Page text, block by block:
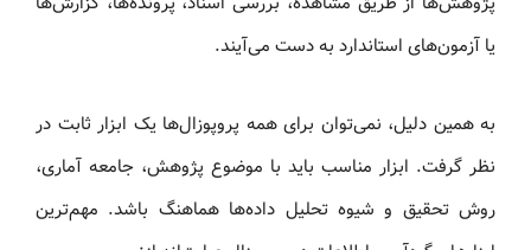
یا آزمون‌های استاندارد به دست می‌آیند.
به همین دلیل، نمی‌توان برای همه پروپوزال‌ها یک ابزار ثابت در
نظر گرفت. ابزار مناسب باید با موضوع پژوهش، جامعه آماری،
روش تحقیق و شیوه تحلیل داده‌ها هماهنگ باشد. مهم‌ترین